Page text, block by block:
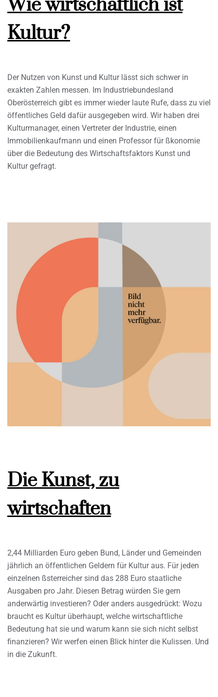
Wie wirtschaftlich ist
Kultur?
Der Nutzen von Kunst und Kultur lässt sich schwer in
exakten Zahlen messen. Im Industriebundesland
Oberösterreich gibt es immer wieder laute Rufe, dass zu viel
öffentliches Geld dafür ausgegeben wird. Wir haben drei
Kulturmanager, einen Vertreter der Industrie, einen
Immobilienkaufmann und einen Professor für ßkonomie
über die Bedeutung des Wirtschaftsfaktors Kunst und
Kultur gefragt.
Die Kunst, zu
wirtschaften
2,44 Milliarden Euro geben Bund, Länder und Gemeinden
jährlich an öffentlichen Geldern für Kultur aus. Für jeden
einzelnen ßsterreicher sind das 288 Euro staatliche
Ausgaben pro Jahr. Diesen Betrag würden Sie gern
anderwärtig investieren? Oder anders ausgedrückt: Wozu
braucht es Kultur überhaupt, welche wirtschaftliche
Bedeutung hat sie und warum kann sie sich nicht selbst
finanzieren? Wir werfen einen Blick hinter die Kulissen. Und
in die Zukunft.